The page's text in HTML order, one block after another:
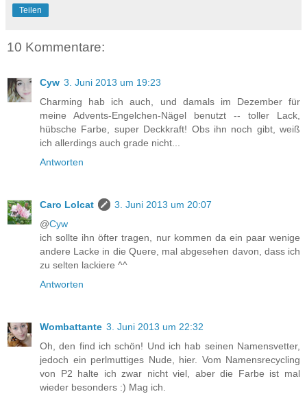
Teilen
10 Kommentare:
Cyw 3. Juni 2013 um 19:23
Charming hab ich auch, und damals im Dezember für
meine Advents-Engelchen-Nägel benutzt -- toller Lack,
hübsche Farbe, super Deckkraft! Obs ihn noch gibt, weiß
ich allerdings auch grade nicht...
Antworten
Caro Lolcat
3. Juni 2013 um 20:07
@Cyw
ich sollte ihn öfter tragen, nur kommen da ein paar wenige
andere Lacke in die Quere, mal abgesehen davon, dass ich
zu selten lackiere ^^
Antworten
Wombattante 3. Juni 2013 um 22:32
Oh, den find ich schön! Und ich hab seinen Namensvetter,
jedoch ein perlmuttiges Nude, hier. Vom Namensrecycling
von P2 halte ich zwar nicht viel, aber die Farbe ist mal
wieder besonders :) Mag ich.